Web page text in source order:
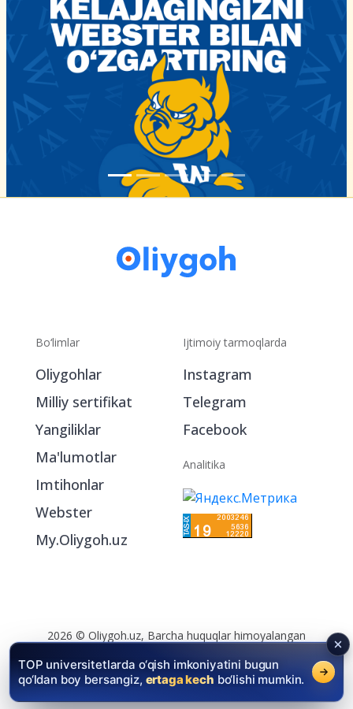
Bo‘limlar
Oliygohlar
Milliy sertifikat
Yangiliklar
Ma'lumotlar
Imtihonlar
Webster
My.Oliygoh.uz
Ijtimoiy tarmoqlarda
Instagram
Telegram
Facebook
Analitika
2026 © Oliygoh.uz, Barcha huquqlar himoyalangan
Reklama/Foydalanish shartlari
TOP universitetlarda o‘qish imkoniyatini bugun
qo‘ldan boy bersangiz, ertaga kech bo‘lishi mumkin.